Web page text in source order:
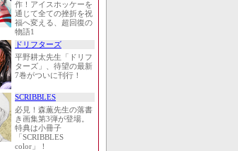
作！アイスホッケーを
通じて全ての挫折を祝
福へ変える、超回復の
物語1
ドリフターズ
平野耕太先生「ドリフ
ターズ」、待望の最新
7巻がついに刊行！
SCRIBBLES
必見！森薫先生の落書
き画集第3弾が登場。
特典は小冊子
「SCRIBBLES
color」！